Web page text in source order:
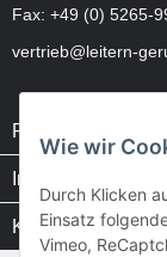
Fax: +49 (0) 5265-
vertrieb@leitern-
Rechtliches
Informationen
Kataloge / Videos
Wie wir
Durch Klicken
Einsatz
Vimeo,